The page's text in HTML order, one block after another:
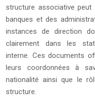
structure associative
banques et des
instances de direction
clairement dans les
interne. Ces documents
leurs coordonnées à
nationalité ainsi que le
structure.